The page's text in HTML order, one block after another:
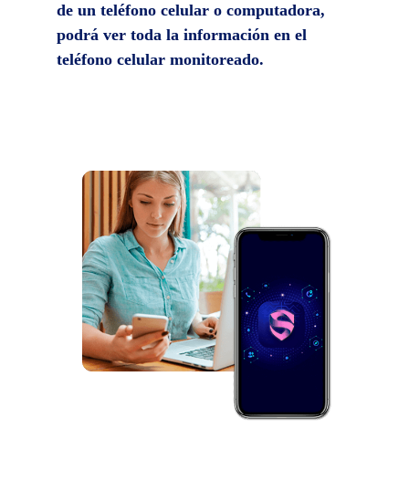
de un teléfono celular o computadora,
podrá ver toda la información en el
teléfono celular monitoreado.